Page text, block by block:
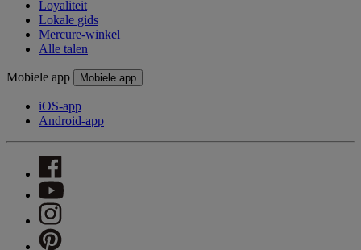
Loyaliteit
Lokale gids
Mercure-winkel
Alle talen
Mobiele app Mobiele app
iOS-app
Android-app